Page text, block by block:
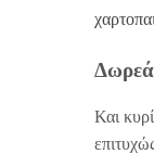
Και